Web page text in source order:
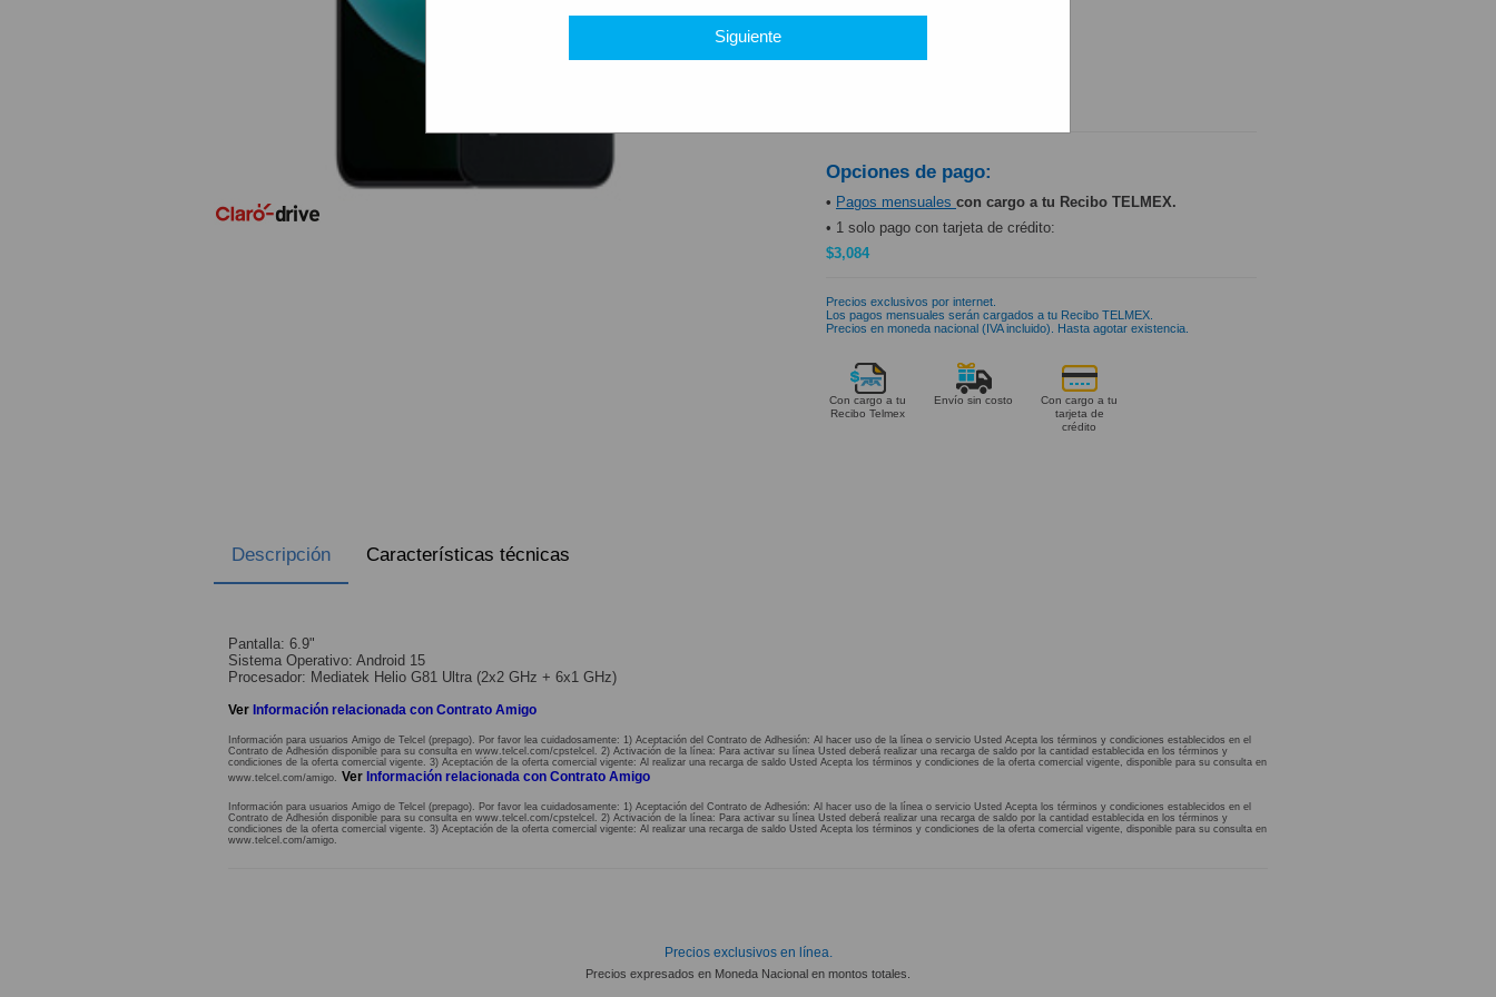
Siguiente
Opciones de pago:
• Pagos mensuales con cargo a tu Recibo TELMEX.
• 1 solo pago con tarjeta de crédito:
$3,084
Precios exclusivos por internet.
Los pagos mensuales serán cargados a tu Recibo TELMEX.
Precios en moneda nacional (IVA incluido). Hasta agotar existencia.
Con cargo a tu
Recibo Telmex
Envío sin costo
Con cargo a tu
tarjeta de
crédito
Descripción Características técnicas
Pantalla: 6.9"
Sistema Operativo: Android 15
Procesador: Mediatek Helio G81 Ultra (2x2 GHz + 6x1 GHz)
Ver Información relacionada con Contrato Amigo
Información para usuarios Amigo de Telcel (prepago). Por favor lea cuidadosamente: 1) Aceptación del Contrato de Adhesión: Al hacer uso de la línea o servicio Usted Acepta los términos y condiciones establecidos en el
Contrato de Adhesión disponible para su consulta en www.telcel.com/cpstelcel. 2) Activación de la línea: Para activar su línea Usted deberá realizar una recarga de saldo por la cantidad establecida en los términos y
condiciones de la oferta comercial vigente. 3) Aceptación de la oferta comercial vigente: Al realizar una recarga de saldo Usted Acepta los términos y condiciones de la oferta comercial vigente, disponible para su consulta en
www.telcel.com/amigo. Ver Información relacionada con Contrato Amigo
Información para usuarios Amigo de Telcel (prepago). Por favor lea cuidadosamente: 1) Aceptación del Contrato de Adhesión: Al hacer uso de la línea o servicio Usted Acepta los términos y condiciones establecidos en el
Contrato de Adhesión disponible para su consulta en www.telcel.com/cpstelcel. 2) Activación de la línea: Para activar su línea Usted deberá realizar una recarga de saldo por la cantidad establecida en los términos y
condiciones de la oferta comercial vigente. 3) Aceptación de la oferta comercial vigente: Al realizar una recarga de saldo Usted Acepta los términos y condiciones de la oferta comercial vigente, disponible para su consulta en
www.telcel.com/amigo.
Precios exclusivos en línea.
Precios expresados en Moneda Nacional en montos totales.